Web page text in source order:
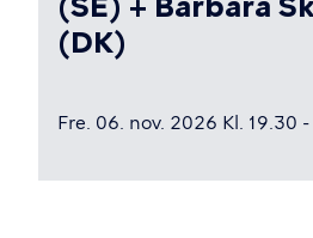
(DK)
Fre. 06. nov. 2026 Kl. 19.30